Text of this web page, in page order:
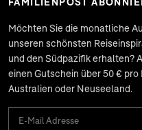
Möchten Sie die monatliche
unseren schönsten
und den Südpazifik erhalten?
einen Gutschein über 50 €
Australien oder Neuseeland.